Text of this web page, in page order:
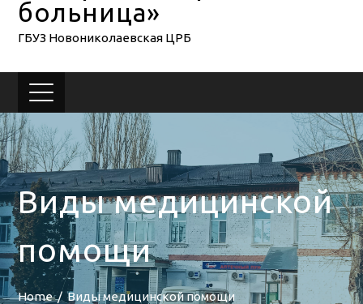
больница»
ГБУЗ Новониколаевская ЦРБ
Виды медицинской
помощи
Home Виды медицинской помощи